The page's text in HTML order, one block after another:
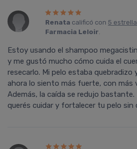
Renata calificó con 5
Farmacia Leloir.
Estoy usando el shampoo
y me gustó mucho cómo cuida el
resecarlo. Mi pelo estaba quebradizo
ahora lo siento más fuerte, con más
Además, la caída se redujo
querés cuidar y fortalecer tu pelo sin